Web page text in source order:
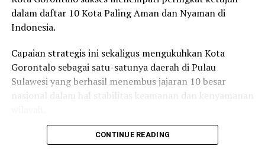
dalam daftar 10 Kota Paling Aman dan Nyaman di
Indonesia.
Capaian strategis ini sekaligus mengukuhkan Kota
Gorontalo sebagai satu-satunya daerah di Pulau
Sulawesi yang berhasil menembus jajaran 10 besar
nasional dalam hal stabilitas keamanan dan kenyamanan
Sebagai pusat pemerintahan, pertumbuhan ekonomi,
CONTINUE READING